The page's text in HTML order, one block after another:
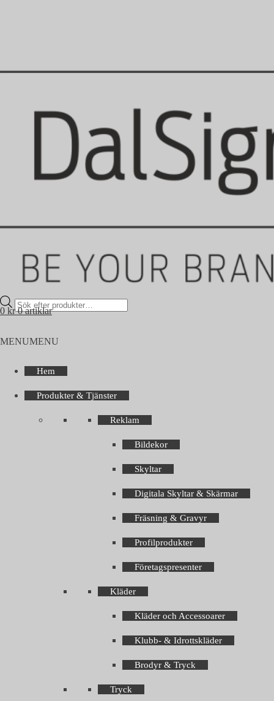
Products
search
0 kr 0 artiklar
MENUMENU
Hem
Produkter & Tjänster
Reklam
Bildekor
Skyltar
Digitala Skyltar & Skärmar
Fräsning & Gravyr
Profilprodukter
Företagspresenter
Kläder
Kläder och Accessoarer
Klubb- & Idrottskläder
Brodyr & Tryck
Tryck